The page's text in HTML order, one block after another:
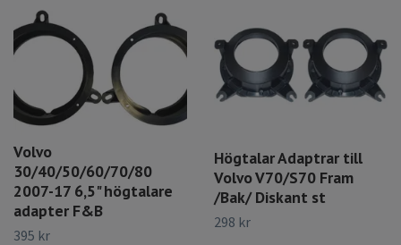
Volvo
30/40/50/60/70/80
2007-17 6,5" högtalare
adapter F&B
395 kr
Högtalar Adaptrar till
Volvo V70/S70 Fram
/Bak/ Diskant st
298 kr